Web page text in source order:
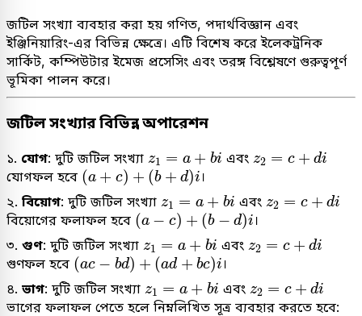
জটিল সংখ্যা ব্যবহার করা হয় গণিত, পদার্থবিজ্ঞান এবং
ইঞ্জিনিয়ারিং-এর বিভিন্ন ক্ষেত্রে। এটি বিশেষ করে ইলেকট্রনিক
সার্কিট, কম্পিউটার ইমেজ প্রসেসিং এবং তরঙ্গ বিশ্লেষণে গুরুত্বপূর্ণ
ভূমিকা পালন করে।
জটিল সংখ্যার বিভিন্ন অপারেশন
১. যোগ: দুটি জটিল সংখ্যা z1 = a + bi
z + b এবং z2 = c + di
z + d
যোগফল হবে (a + c) + (b + d)i
(a+c )+ (b +d )
।
২. বিয়োগ: দুটি জটিল সংখ্যা z1 = a + bi
z + b এবং z2 = c + di
z + d
বিয়োগের ফলাফল হবে (a − c) + (b − d)i
( a− c) + b−d )i
।
৩. গুণ: দুটি জটিল সংখ্যা z1 = a + bi
z + b এবং z2 = c + di
z c+ d
গুণফল হবে (ac − bd) + (ad + bc)i
(ac − bd)+(ad+b c)i
।
৪. ভাগ: দুটি জটিল সংখ্যা z1 = a + bi
z + b এবং z2 = c + di
z c+ d
ভাগের ফলাফল পেতে হলে নিম্নলিখিত সূত্র ব্যবহার করতে হবে: